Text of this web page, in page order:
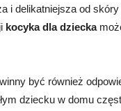
i delikatniejsza od
kocyka dla dziecka
być również
dziecku w domu